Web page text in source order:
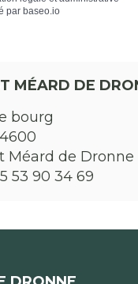
par baseo.io
MÉARD DE
bourg
Méard de Dronne
53 90 34 69